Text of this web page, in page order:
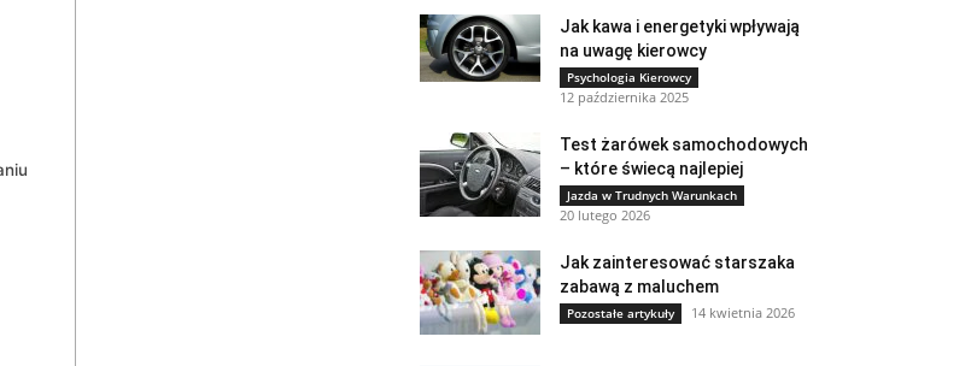
Jak kawa i energetyki wpływają
na uwagę kierowcy
Psychologia Kierowcy
12 października 2025
Test żarówek samochodowych
– które świecą najlepiej
Jazda w Trudnych Warunkach
20 lutego 2026
Jak zainteresować starszaka
zabawą z maluchem
Pozostałe artykuły 14 kwietnia 2026